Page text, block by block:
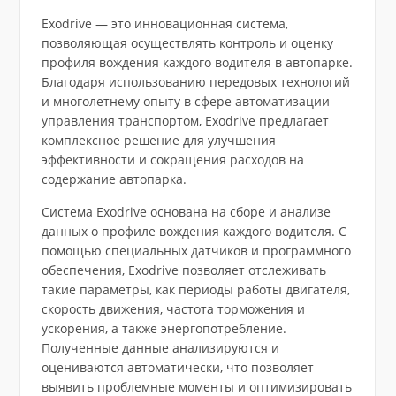
Exodrive — это инновационная система,
позволяющая осуществлять контроль и оценку
профиля вождения каждого водителя в автопарке.
Благодаря использованию передовых технологий
и многолетнему опыту в сфере автоматизации
управления транспортом, Exodrive предлагает
комплексное решение для улучшения
эффективности и сокращения расходов на
содержание автопарка.
Система Exodrive основана на сборе и анализе
данных о профиле вождения каждого водителя. С
помощью специальных датчиков и программного
обеспечения, Exodrive позволяет отслеживать
такие параметры, как периоды работы двигателя,
скорость движения, частота торможения и
ускорения, а также энергопотребление.
Полученные данные анализируются и
оцениваются автоматически, что позволяет
выявить проблемные моменты и оптимизировать